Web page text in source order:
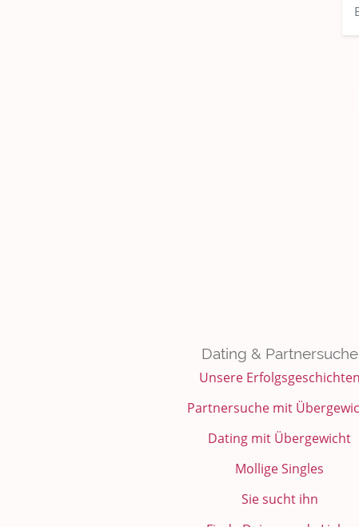
Dating & Partnersuche
Unsere Erfolgsgeschichten
Partnersuche mit
Dating mit Übergewicht
Mollige Singles
Sie sucht ihn